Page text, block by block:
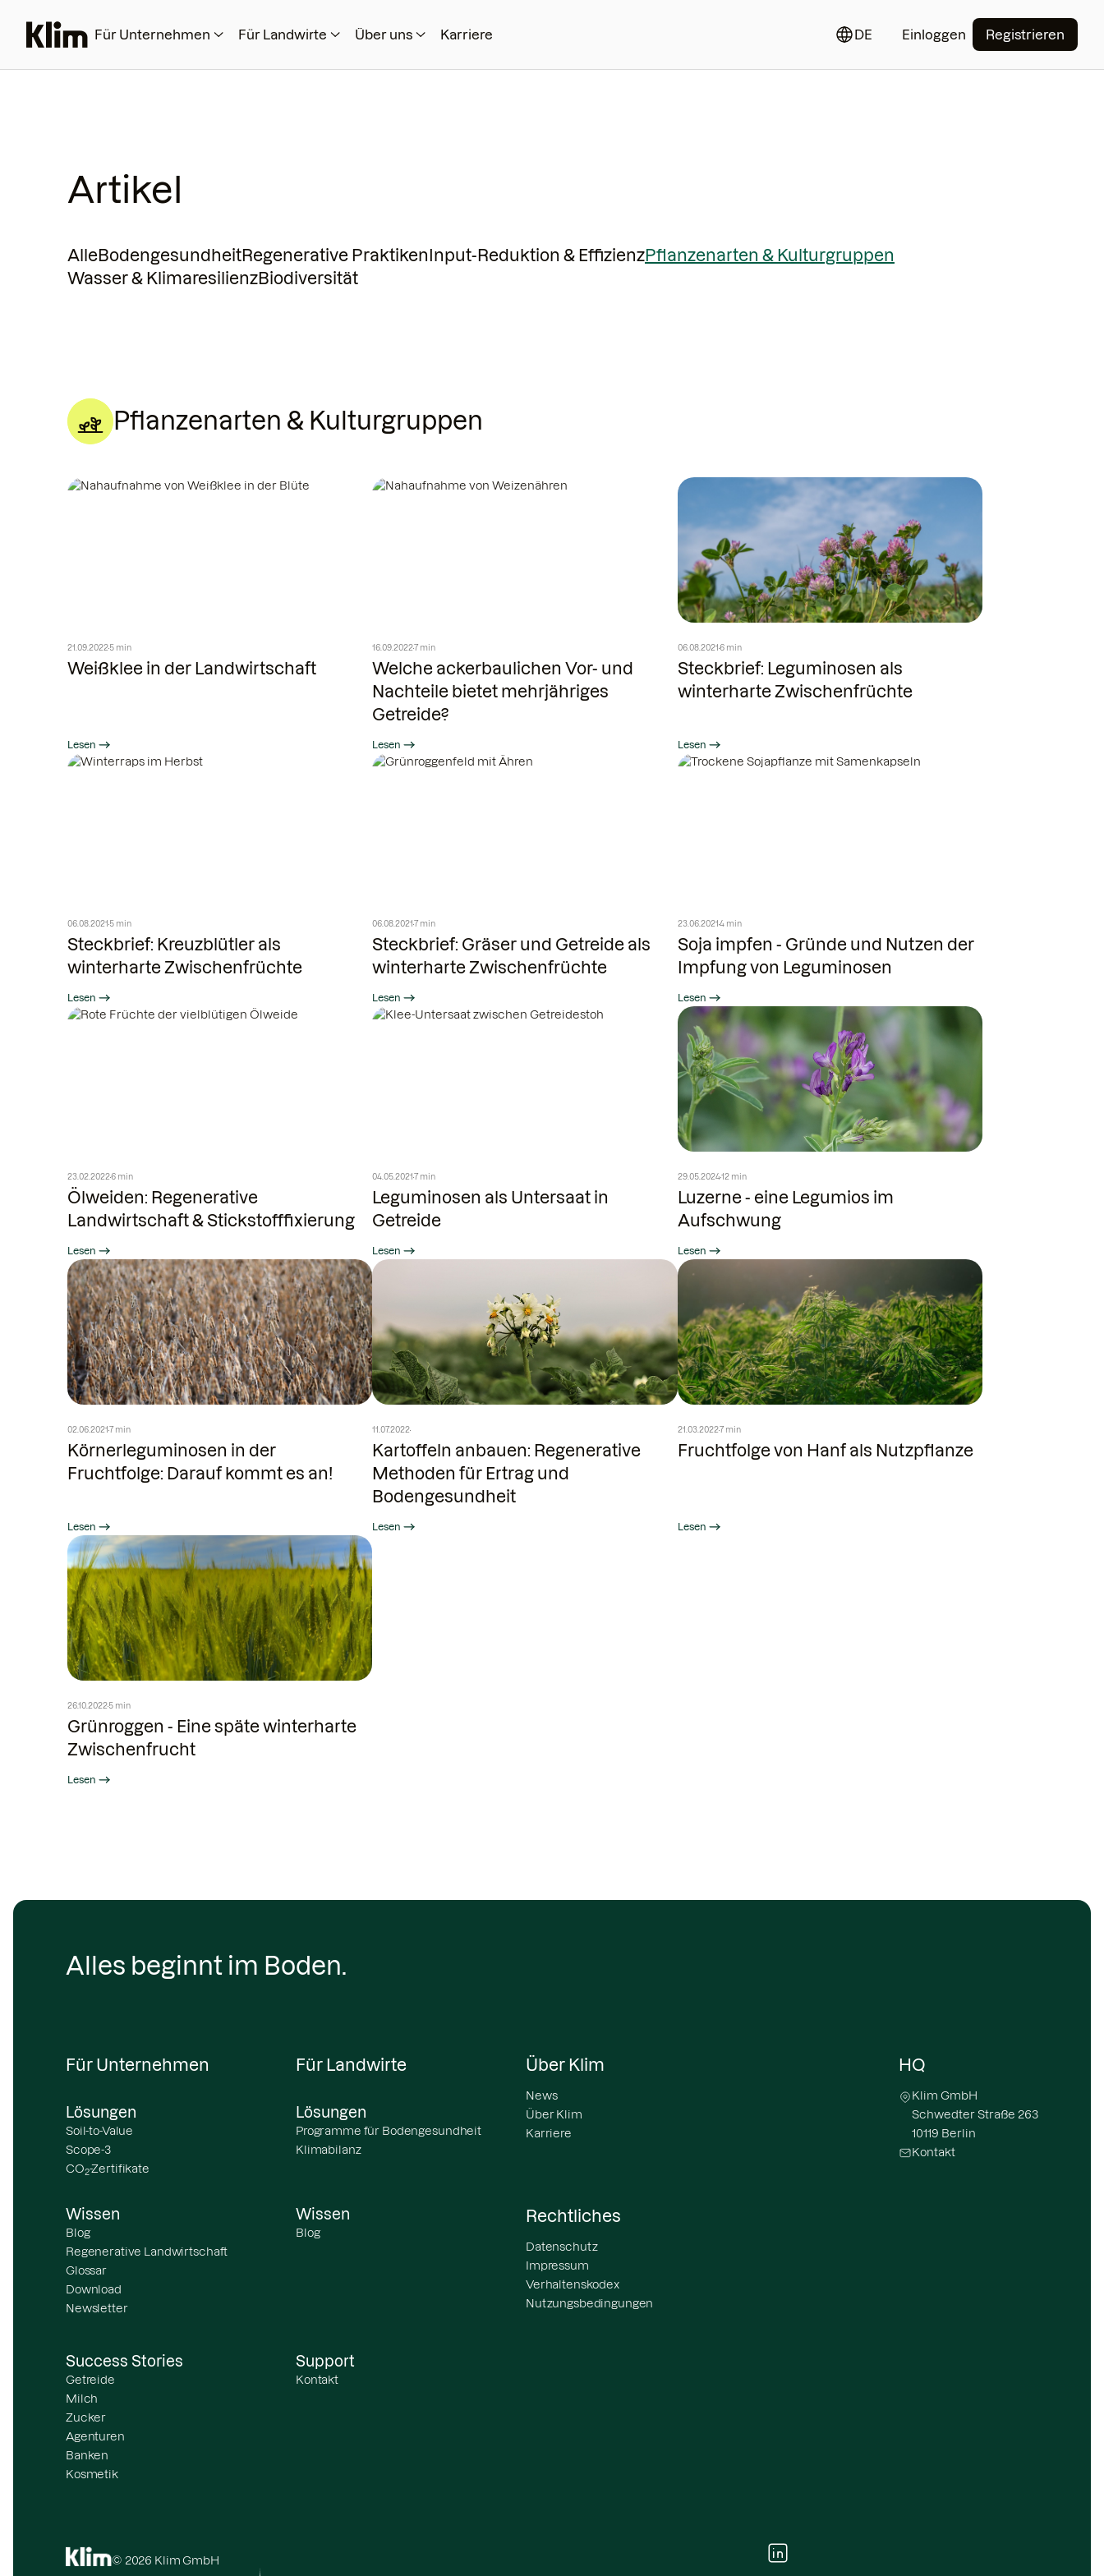
Für Unternehmen Für Landwirte Über uns Karriere DE Einloggen Registrieren
Artikel
AlleBodengesundheitRegenerative Praktiken Input-Reduktion & EffizienzPflanzenarten & Kulturgruppen
Wasser & KlimaresilienzBiodiversität
Pflanzenarten & Kulturgruppen
21.09.20225 min
Weißklee in der Landwirtschaft
Lesen
16.09.20227 min
Welche ackerbaulichen Vor- und
Nachteile bietet mehrjähriges
Getreide?
Lesen
06.08.2021 6 min
Steckbrief: Leguminosen als
winterharte Zwischenfrüchte
Lesen
06.08.2021 5 min
Steckbrief: Kreuzblütler als
winterharte Zwischenfrüchte
Lesen
06.08.20217 min
Steckbrief: Gräser und Getreide als
winterharte Zwischenfrüchte
Lesen
23.06.2021 4 min
Soja impfen - Gründe und Nutzen der
Impfung von Leguminosen
Lesen
23.02.20226 min
Ölweiden: Regenerative
Landwirtschaft & Stickstofffixierung
Lesen
04.05.20217 min
Leguminosen als Untersaat in
Getreide
Lesen
29.05.202412 min
Luzerne - eine Legumios im
Aufschwung
Lesen
02.06.2021 7 min
Körnerleguminosen in der
Fruchtfolge: Darauf kommt es an!
Lesen
11.07.2022
Kartoffeln anbauen: Regenerative
Methoden für Ertrag und
Bodengesundheit
Lesen
21.03.20227 min
Fruchtfolge von Hanf als Nutzpflanze
Lesen
26.10.20225 min
Grünroggen - Eine späte winterharte
Zwischenfrucht
Lesen
Alles beginnt im Boden.
Für Unternehmen
Lösungen
Soil-to-Value
Scope-3
CO2-Zertifikate
Für Landwirte
Lösungen
Programme für Bodengesundheit
Klimabilanz
Über Klim
News
Über Klim
Karriere
Wissen
Blog
Regenerative Landwirtschaft
Glossar
Download
Newsletter
Wissen
Blog
Rechtliches
Datenschutz
Impressum
Verhaltenskodex
Nutzungsbedingungen
Success Stories
Getreide
Milch
Zucker
Agenturen
Banken
Kosmetik
Support
Kontakt
HQ
Klim GmbH
Schwedter Straße 263
10119 Berlin
Kontakt
© 2026 Klim GmbH